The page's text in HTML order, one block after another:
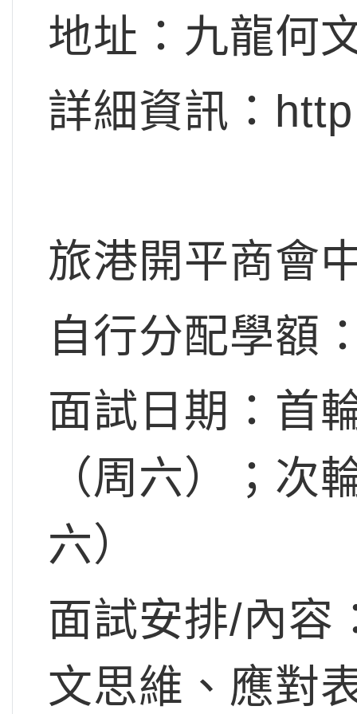
地址：九龍何
詳細資訊：
旅港開平商會
自行分配學額
面試日期：首
（周六）；次
六）
面試安排/內容
文思維、應對